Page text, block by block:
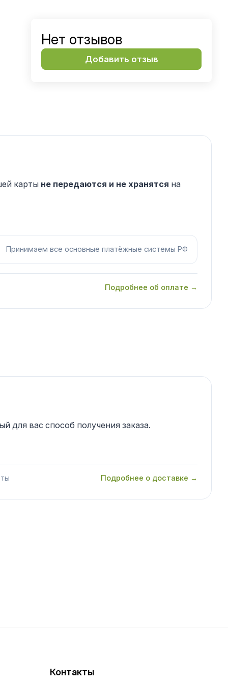
Нет отзывов
Добавить отзыв
карты не передаются и не хранятся на
Принимаем все основные платёжные системы РФ
Подробнее об оплате →
для вас способ получения заказа.
Подробнее о доставке →
Контакты